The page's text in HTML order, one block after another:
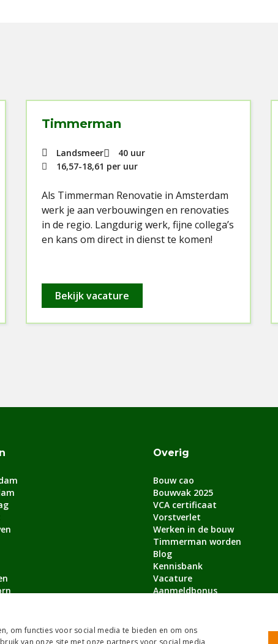
Timmerman
Landsmeer
40 uur
16,57-18,61 per uur
Als Timmerman Renovatie in Amsterdam
werk je aan verbouwingen en renovaties
in de regio. Langdurig werk, fijne collega’s
en kans om direct in dienst te komen!
Bekijk vacature
steden
Overig
Bouw cao
Bouwvak 2025
VCA certificaat
Vorstverlet
Werken in de bouw
Timmerman worden
Blog
Kennisbank
Vacature
Aanmeldbonus
om functies voor social media te bieden en om ons
van onze site met onze partners voor social media,